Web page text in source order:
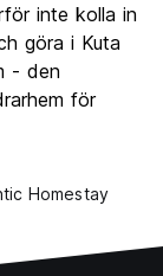
inte kolla in
göra i Kuta
- den
för
Homestay